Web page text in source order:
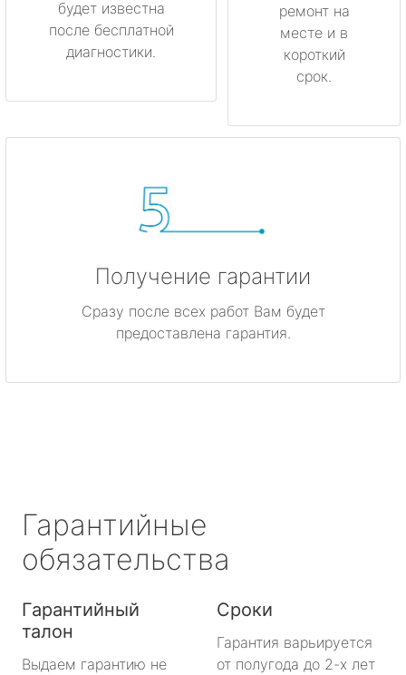
будет известна
после бесплатной
диагностики.
ремонт на
месте и в
короткий
срок.
Получение гарантии
Сразу после всех работ Вам будет
предоставлена гарантия.
Гарантийные
обязательства
Гарантийный
талон
Выдаем гарантию не
Сроки
Гарантия варьируется
от полугода до 2-х лет